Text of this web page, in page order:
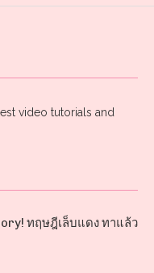
video tutorials and
ทฤษฎีเล็บแดง ทาแล้ว